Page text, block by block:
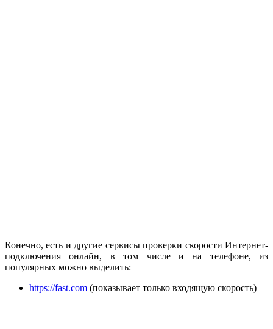
Конечно, есть и другие сервисы проверки скорости Интернет-
подключения онлайн, в том числе и на телефоне, из
популярных можно выделить:
https://fast.com (показывает только входящую скорость)